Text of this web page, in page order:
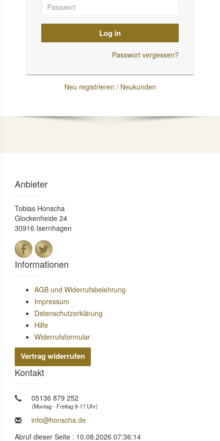
Log in
Passwort vergessen?
Neu registrieren / Neukunden
Anbieter
Tobias Honscha
Glockenheide 24
30916 Isernhagen
Informationen
AGB und Widerrufsbelehrung
Impressum
Datenschutzerklärung
Hilfe
Widerrufsformular
Vertrag widerrufen
Kontakt
05136 879 252
(Montag - Freitag 9-17 Uhr)
info@honscha.de
Abruf dieser Seite : 10.08.2026 07:36:14